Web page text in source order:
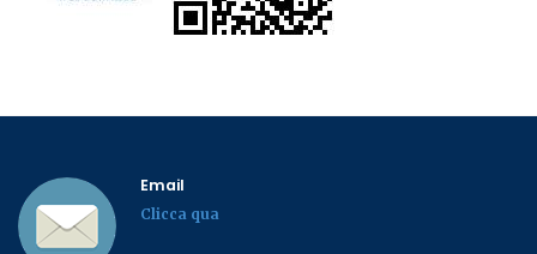
Email
Clicca qua